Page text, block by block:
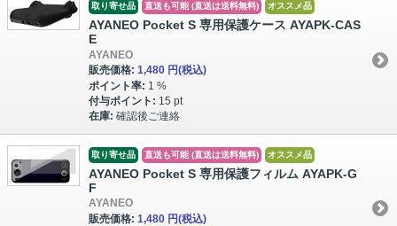
取り寄せ品 直送も可能 (直送は送料無料) オススメ品
AYANEO Pocket S 専用保護ケース AYAPK-CAS
E
AYANEO
販売価格: 1,480 円(税込)
ポイント率: 1 %
付与ポイント: 15 pt
在庫: 確認後ご連絡
取り寄せ品 直送も可能 (直送は送料無料) オススメ品
AYANEO Pocket S 専用保護フィルム AYAPK-G
F
AYANEO
販売価格: 1,480 円(税込)